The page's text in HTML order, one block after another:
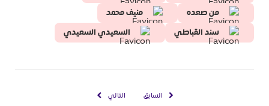
من صعده
منيف محمد
سند القباطي
السعيدي السعيدي
السابق التالي